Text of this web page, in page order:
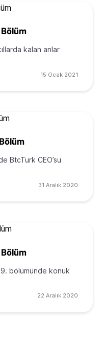
kalan anlar
15 Ocak 2021
BtcTurk CEO’su
31 Aralık 2020
bölümünde konuk
22 Aralık 2020